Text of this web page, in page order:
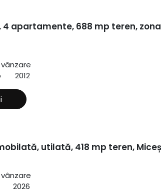
apartamente, 688 mp teren, zona
2012
utilată, 418 mp teren,
2026